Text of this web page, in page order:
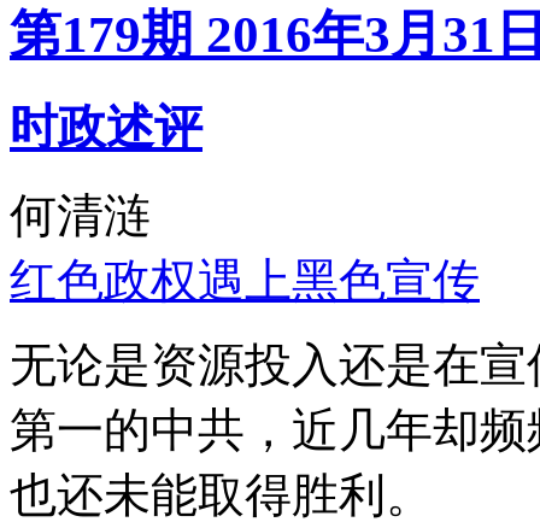
第179期 2016年3月31
时政述评
何清涟
红色政权遇上黑色宣传
无论是资源投入还是在
第一的中共，近几年却
也还未能取得胜利。